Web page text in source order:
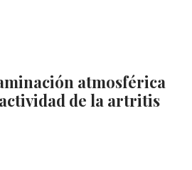
atmosférica
de la artritis